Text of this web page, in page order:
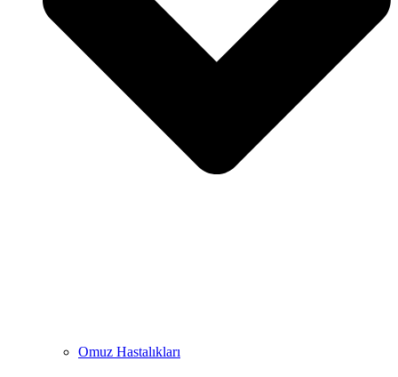
Omuz Hastalıkları